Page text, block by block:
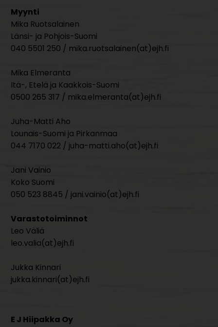
Myynti
Mika Ruotsalainen
Länsi- ja Pohjois-Suomi
040 5501 250 / mika.ruotsalainen(at)ejh.fi
Mika Elmeranta
Itä-, Etelä ja Kaakkois-Suomi
0500 265 317 / mika.elmeranta(at)ejh.fi
Juha-Matti Aho
Lounais-Suomi ja Pirkanmaa
044 7170 022 / juha-matti.aho(at)ejh.fi
Jani Vainio
Koko Suomi
050 523 8845 / jani.vainio(at)ejh.fi
Varastotoiminnot
Leo Väliä
leo.valia(at)ejh.fi
Jukka Kinnari
jukka.kinnari(at)ejh.fi
E J Hiipakka Oy